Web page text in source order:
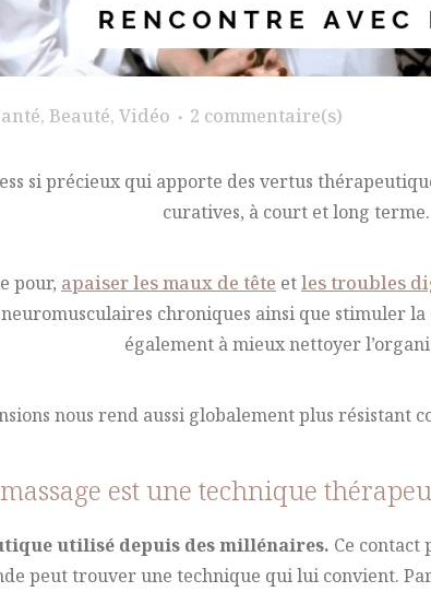
, Beauté, Vidéo 2 commentaire(s)
si précieux qui apporte des vertus
curatives, à court et long terme.
pour, apaiser les maux de tête etles troubles
chroniques ainsi que stimuler
également à mieux nettoyer
nous rend aussi globalement plus résistant
est une technique
utilisé depuis des millénaires. Ce contact
peut trouver une technique qui lui convient.